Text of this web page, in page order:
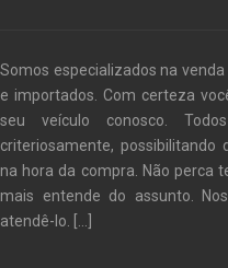
Somos especializados na
e importados. Com certeza
seu veículo conosco.
criteriosamente, possibilitando
na hora da compra. Não perca
mais entende do assunto.
atendê-lo.